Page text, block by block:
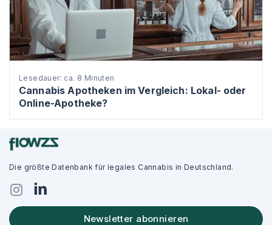
Lesedauer: ca. 8 Minuten
Cannabis Apotheken im Vergleich: Lokal- oder
Online-Apotheke?
Die größte Datenbank für legales Cannabis in Deutschland.
Newsletter abonnieren